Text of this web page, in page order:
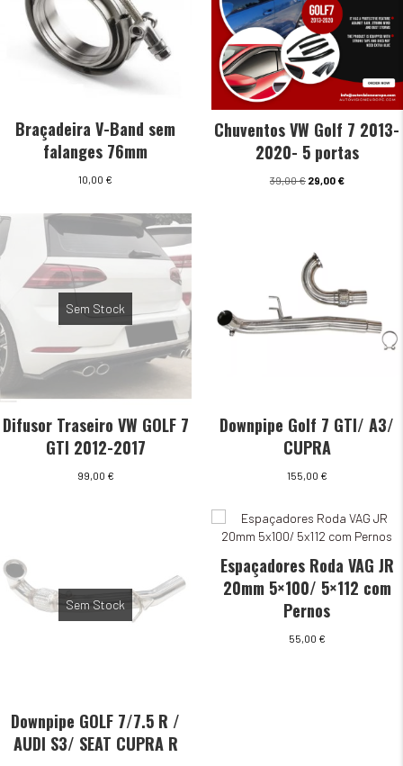
Braçadeira V-Band sem
falanges 76mm
10,00 €
Chuventos VW Golf 7 2013-
2020- 5 portas
39,00€ O
29,00 €O
Sem Stock
Difusor Traseiro VW GOLF 7
GTI 2012-2017
99,00 €
Downpipe Golf 7 GTI/ A3/
CUPRA
155,00 €
Sem Stock
Downpipe GOLF 7/7.5 R /
AUDI S3/ SEAT CUPRA R
Espaçadores Roda VAG JR
20mm 5×100/ 5×112 com
Pernos
55,00 €